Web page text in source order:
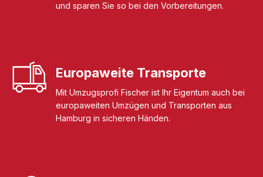
und sparen Sie so bei den Vorbereitungen.
Europaweite Transporte
Mit Umzugsprofi Fischer ist Ihr Eigentum auch bei
europaweiten Umzügen und Transporten aus
Hamburg in sicheren Händen.